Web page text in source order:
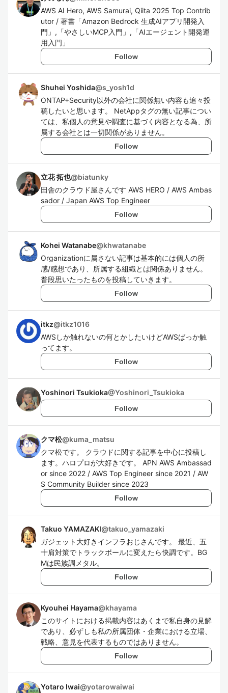
AWS AI Hero, AWS Samurai, Qiita 2025 Top Contrib
utor / 著書「Amazon Bedrock 生成AIアプリ開発入
門」,「やさしいMCP入門」,「AIエージェント開発運
用入門」
Follow
Shuhei Yoshida@s_yosh1d
ONTAP+Security以外の会社に関係無い内容も追々投
稿したいと思います。 NetAppタグの無い記事につい
ては、私個人の意見や調査に基づく内容となる為、所
属する会社とは一切関係がありません。
Follow
立花 拓也@biatunky
田舎のクラウド屋さんです AWS HERO / AWS Ambas
sador / Japan AWS Top Engineer
Follow
Kohei Watanabe@khwatanabe
Organizationに属さない記事は基本的には個人の所
感/感想であり、所属する組織とは関係ありません。
普段思いたったものを投稿していきます。
Follow
itkz@itkz1016
AWSしか触れないの何とかしたいけどAWSばっか触
ってます。
Follow
Yoshinori Tsukioka@Yoshinori_Tsukioka
Follow
クマ松@kuma_matsu
クマ松です。 クラウドに関する記事を中心に投稿し
ます。ハロプロが大好きです。 APN AWS Ambassad
or since 2022 / AWS Top Engineer since 2021 / AW
S Community Builder since 2023
Follow
Takuo YAMAZAKI@takuo_yamazaki
ガジェット大好きインフラおじさんです。 最近、五
十肩対策でトラックボールに変えたら快調です。BG
Mは民族調メタル。
Follow
Kyouhei Hayama@khayama
このサイトにおける掲載内容はあくまで私自身の見解
であり、必ずしも私の所属団体・企業における立場、
戦略、意見を代表するものではありません。
Follow
Yotaro Iwai@yotarowaiwai